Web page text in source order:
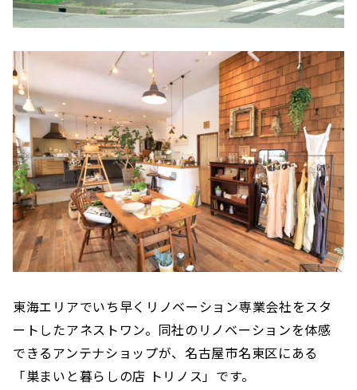
東海エリアでいち早くリノベーション専業会社をスタ
ートしたアネストワン。同社のリノベーションを体感
できるアンテナショップが、名古屋市名東区にある
「巣まいと暮らしの店 トリノス」です。